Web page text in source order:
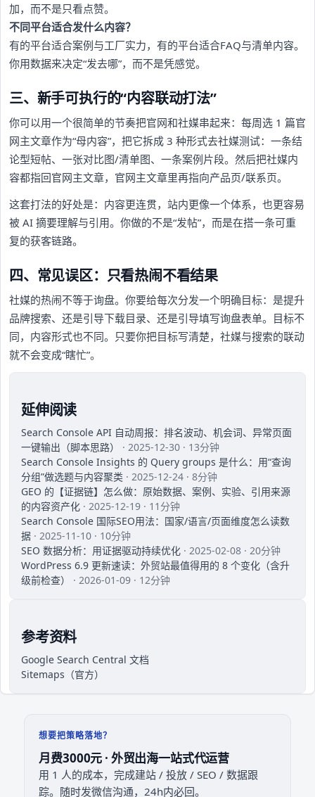
加，而不是只看点赞。
不同平台适合发什么内容？
有的平台适合案例与工厂实力，有的平台适合FAQ与清单内容。
你用数据来决定“发去哪”，而不是凭感觉。
三、新手可执行的“内容联动打法”
你可以用一个很简单的节奏把官网和社媒串起来：每周选 1 篇官
网主文章作为“母内容”，把它拆成 3 种形式去社媒测试：一条结
论型短帖、一张对比图/清单图、一条案例片段。然后把社媒内
容都指回官网主文章，官网主文章里再指向产品页/联系页。
这套打法的好处是：内容更连贯，站内更像一个体系，也更容易
被 AI 摘要理解与引用。你做的不是“发帖”，而是在搭一条可重
复的获客链路。
四、常见误区：只看热闹不看结果
社媒的热闹不等于询盘。你要给每次分发一个明确目标：是提升
品牌搜索、还是引导下载目录、还是引导填写询盘表单。目标不
同，内容形式也不同。只要你把目标写清楚，社媒与搜索的联动
就不会变成“瞎忙”。
延伸阅读
Search Console API 自动周报：排名波动、机会词、异常页面
一键输出（脚本思路）
· 2025-12-30 · 13分钟
Search Console Insights 的 Query groups 是什么：用“查询
分组”做选题与内容聚类 · 2025-12-24 · 8分钟
GEO 的【证据链】怎么做：原始数据、案例、实验、引用来源
的内容资产化 · 2025-12-19 · 11分钟
Search Console 国际SEO用法：国家/语言/页面维度怎么读数
据 · 2025-11-10 · 10分钟
SEO 数据分析：用证据驱动持续优化 · 2025-02-08 · 20分钟
WordPress 6.9 更新速读：外贸站最值得用的 8 个变化（含升
级前检查）
· 2026-01-09 · 12分钟
参考资料
Google Search Central 文档
Sitemaps（官方）
想要把策略落地？
月费3000元 · 外贸出海一站式代运营
用 1 人的成本，完成建站 / 投放 / SEO / 数据跟
踪。随时发微信沟通，24h内必回。